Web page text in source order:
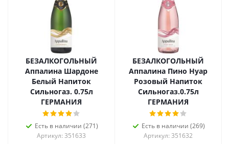
БЕЗАЛКОГОЛЬНЫЙ
Аппалина Шардоне
Белый Напиток
Сильногаз. 0.75л
ГЕРМАНИЯ
Есть в наличии (271)
Артикул: 351633
БЕЗАЛКОГОЛЬНЫЙ
Аппалина Пино Нуар
Розовый Напиток
Сильногаз.0.75л
ГЕРМАНИЯ
Есть в наличии (269)
Артикул: 351632